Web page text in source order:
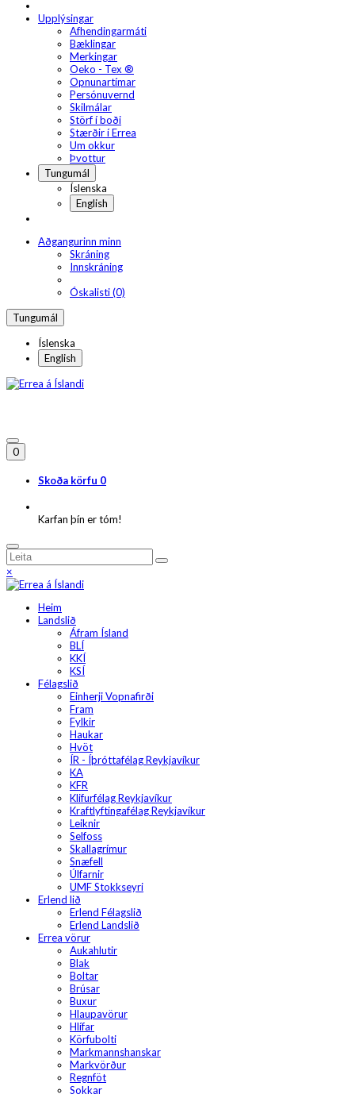
Upplýsingar
Afhendingarmáti
Bæklingar
Merkingar
Oeko - Tex ®
Opnunartímar
Persónuvernd
Skilmálar
Störf í boði
Stærðir í Errea
Um okkur
Þvottur
Tungumál
Íslenska
English
Aðgangurinn minn
Skráning
Innskráning
Óskalisti (0)
Tungumál
Íslenska
English
0
Skoða körfu 0
Karfan þín er tóm!
×
Heim
Landslið
Áfram Ísland
BLÍ
KKÍ
KSÍ
Félagslið
Einherji Vopnafirði
Fram
Fylkir
Haukar
Hvöt
ÍR - Íþróttafélag Reykjavíkur
KA
KFR
Klifurfélag Reykjavíkur
Kraftlyftingafélag Reykjavíkur
Leiknir
Selfoss
Skallagrímur
Snæfell
Úlfarnir
UMF Stokkseyri
Erlend lið
Erlend Félagslið
Erlend Landslið
Errea vörur
Aukahlutir
Blak
Boltar
Brúsar
Buxur
Hlaupavörur
Hlífar
Körfubolti
Markmannshanskar
Markvörður
Regnföt
Sokkar